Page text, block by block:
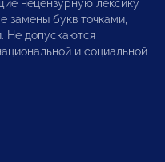
нецензурную лексику
замены букв точками,
Не допускаются
и социальной